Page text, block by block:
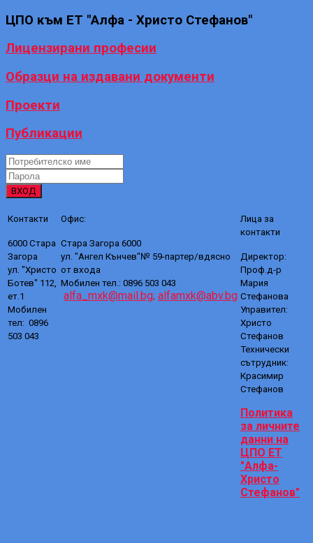
ЦПО към ЕТ "Алфа - Христо Стефанов"
Лицензирани професии
Образци на издавани документи
Проекти
Публикации
ВХОД
Контакти
6000 Стара
Загора
ул. "Христо
Ботев" 112,
ет.1
Мобилен
тел: 0896
503 043
Офис:
Стара Загора 6000
ул. "Ангел Кънчев"№ 59-партер/вдясно
от входа
Мобилен тел.: 0896 503 043
alfa_mxk@mail.bg; alfamxk@abv.bg
Лица за
контакти
Директор:
Проф.д-р
Мария
Стефанова
Управител:
Христо
Стефанов
Технически
сътрудник:
Красимир
Стефанов
Политика
за личните
данни на
ЦПО ЕТ
"Алфа-
Христо
Стефанов"